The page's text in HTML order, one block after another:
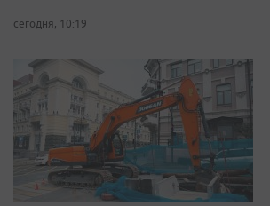
сегодня, 10:19